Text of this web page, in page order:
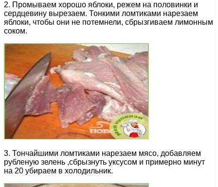
2. Промываем хорошо яблоки, режем на половинки и
сердцевину вырезаем. Тонкими ломтиками нарезаем
яблоки, чтобы они не потемнели, сбрызгиваем лимонным
соком.
3. Тончайшими ломтиками нарезаем мясо, добавляем
рубленую зелень ,сбрызнуть уксусом и примерно минут
на 20 убираем в холодильник.